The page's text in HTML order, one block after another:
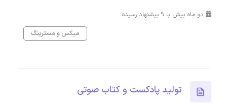
دو ماه پیش با 9 پیشنهاد رسیده
میکس و مسترینگ
تولید پادکست و کتاب صوتی